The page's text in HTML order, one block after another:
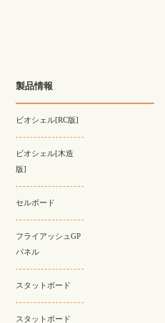
製品情報
ビオシェル[RC版]
ビオシェル[木造
版]
セルボード
フライアッシュGP
パネル
スタットボード
スタットボード